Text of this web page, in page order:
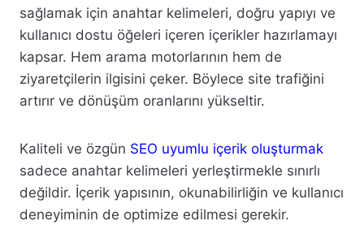
sağlamak için anahtar kelimeleri, doğru yapıyı ve
kullanıcı dostu öğeleri içeren içerikler hazırlamayı
kapsar. Hem arama motorlarının hem de
ziyaretçilerin ilgisini çeker. Böylece site trafiğini
artırır ve dönüşüm oranlarını yükseltir.
Kaliteli ve özgün SEO uyumlu içerik oluşturmak
sadece anahtar kelimeleri yerleştirmekle sınırlı
değildir. İçerik yapısının, okunabilirliğin ve kullanıcı
deneyiminin de optimize edilmesi gerekir.